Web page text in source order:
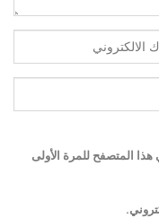
المتصفح للمرة الأولى